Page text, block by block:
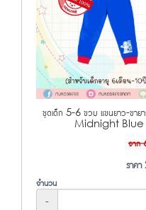
ชุดเด็ก 5-6 ขวบ แขนยาว-
Midnight Blue
จาก
ราคา
จำนวน
-